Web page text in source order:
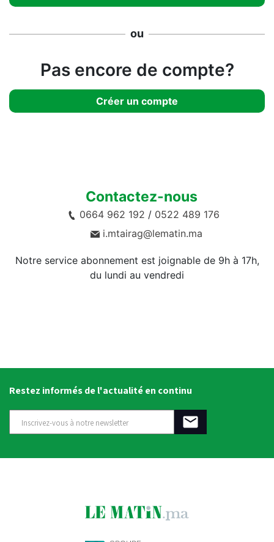
ou
Pas encore de compte?
Créer un compte
Contactez-nous
0664 962 192 / 0522 489 176
i.mtairag@lematin.ma
Notre service abonnement est joignable de 9h à 17h,
du lundi au vendredi
Restez informés de l'actualité en continu